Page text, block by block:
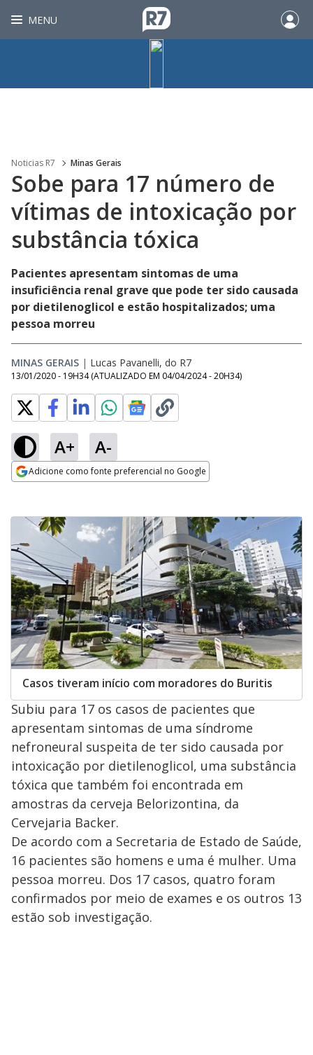
MENU
Noticias R7 Minas Gerais
Sobe para 17 número de
vítimas de intoxicação por
substância tóxica
Pacientes apresentam sintomas de uma
insuficiência renal grave que pode ter sido causada
por dietilenoglicol e estão hospitalizados; uma
pessoa morreu
MINAS GERAIS | Lucas Pavanelli, do R7
13/01/2020 - 19H34 (ATUALIZADO EM 04/04/2024 - 20H34)
A+ A-
Adicione como fonte preferencial no Google
Casos tiveram início com moradores do Buritis
Subiu para 17 os casos de pacientes que
apresentam sintomas de uma síndrome
nefroneural suspeita de ter sido causada por
intoxicação por dietilenoglicol, uma substância
tóxica que também foi encontrada em
amostras da cerveja Belorizontina, da
Cervejaria Backer.
De acordo com a Secretaria de Estado de Saúde,
16 pacientes são homens e uma é mulher. Uma
pessoa morreu. Dos 17 casos, quatro foram
confirmados por meio de exames e os outros 13
estão sob investigação.